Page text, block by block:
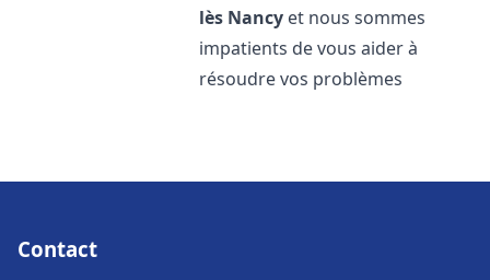
lès Nancy et nous sommes
impatients de vous aider à
résoudre vos problèmes
Contact